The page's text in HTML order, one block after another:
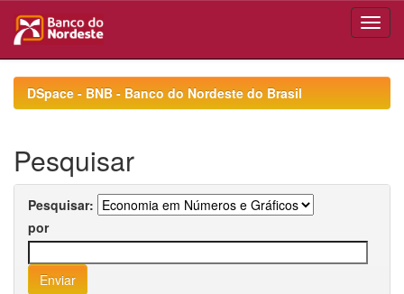
navigationDSpace - BNB - Banco do Nordeste do Brasil
Pesquisar
Pesquisar:
por